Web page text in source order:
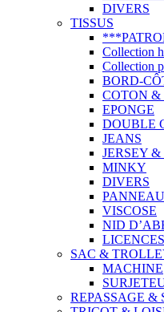
DIVERS
TISSUS
Collection
Collection
BORD-
COTON &
EPONGE
DOUBLE
JEANS
JERSEY
MINKY
DIVERS
VISCOSE
NID
LICENCES
SAC &
MACHINE
REPASSAGE &